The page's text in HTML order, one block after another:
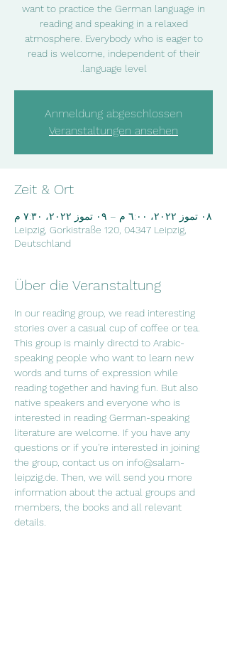
want to practice the German language in
reading and speaking in a relaxed
atmosphere. Everybody who is eager to
read is welcome, independent of their
language level.
Anmeldung abgeschlossen
Veranstaltungen ansehen
Zeit & Ort
٠٨ تموز ٢٠٢٢، ٦:٠٠ م – ٠٩ تموز ٢٠٢٢، ٧:٣٠ م
Leipzig, Gorkistraße 120, 04347 Leipzig,
Deutschland
Über die Veranstaltung
In our reading group, we read interesting
stories over a casual cup of coffee or tea.
This group is mainly directd to Arabic-
speaking people who want to learn new
words and turns of expression while
reading together and having fun. But also
native speakers and everyone who is
interested in reading German-speaking
literature are welcome. If you have any
questions or if you're interested in joining
the group, contact us on info@salam-
leipzig.de. Then, we will send you more
information about the actual groups and
members, the books and all relevant
details.